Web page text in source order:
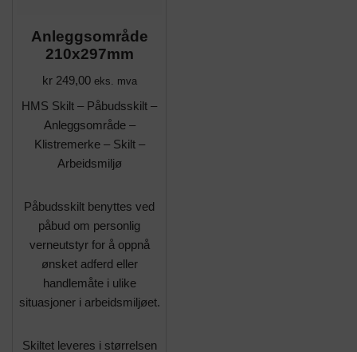
Anleggsområde
210x297mm
kr249,00 eks. mva
HMS Skilt – Påbudsskilt –
Anleggsområde –
Klistremerke – Skilt –
Arbeidsmiljø
Påbudsskilt benyttes ved
påbud om personlig
verneutstyr for å oppnå
ønsket adferd eller
handlemåte i ulike
situasjoner i arbeidsmiljøet.
Skiltet leveres i størrelsen